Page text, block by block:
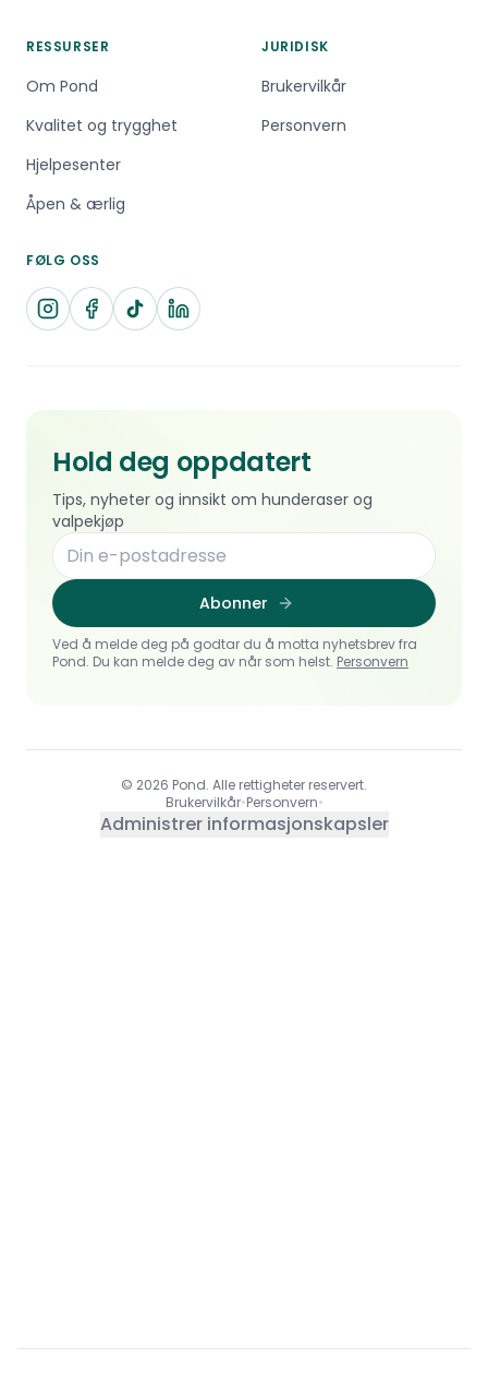
RESSURSER
Om Pond
Kvalitet og trygghet
Hjelpesenter
Åpen & ærlig
JURIDISK
Brukervilkår
Personvern
FØLG OSS
Hold deg oppdatert
Tips, nyheter og innsikt om hunderaser og
valpekjøp
Abonner
Ved å melde deg på godtar du å motta nyhetsbrev fra
Pond. Du kan melde deg av når som helst. Personvern
© 2026 Pond. Alle rettigheter reservert.
Brukervilkår•Personvern•
Administrer informasjonskapsler